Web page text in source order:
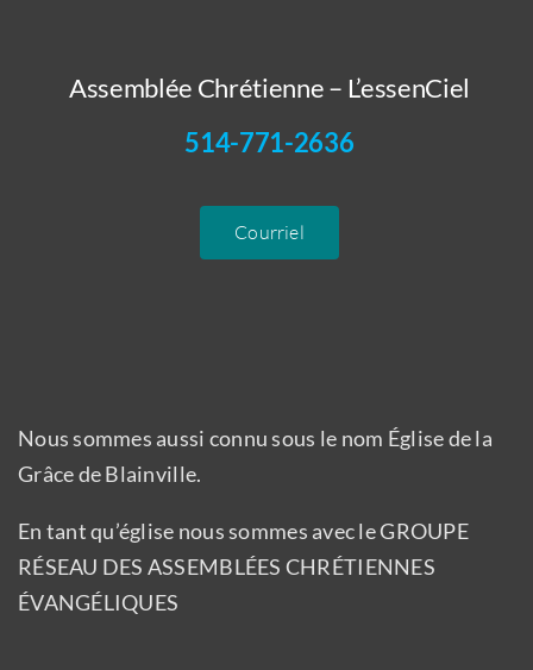
Assemblée Chrétienne – L’essenCiel
514-771-2636
Courriel
Nous sommes aussi connu sous le nom Église de la
Grâce de Blainville.
En tant qu’église nous sommes avec le GROUPE
RÉSEAU DES ASSEMBLÉES CHRÉTIENNES
ÉVANGÉLIQUES